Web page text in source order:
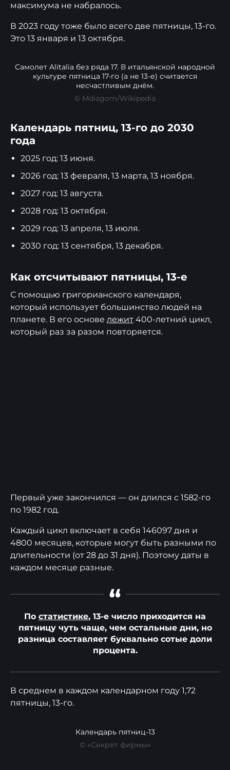
максимума не набралось.
В 2023 году тоже было всего две пятницы, 13-го.
Это 13 января и 13 октября.
Самолет Alitalia без ряда 17. В итальянской народной
культуре пятница 17-го (а не 13-е) считается
несчастливым днём.
© Mdiagom/Wikipedia
Календарь пятниц, 13-го до 2030
года
2025 год: 13 июня.
2026 год: 13 февраля, 13 марта, 13 ноября.
2027 год: 13 августа.
2028 год: 13 октября.
2029 год: 13 апреля, 13 июля.
2030 год: 13 сентября, 13 декабря.
Как отсчитывают пятницы, 13-е
С помощью григорианского календаря,
который использует большинство людей на
планете. В его основе лежит 400-летний цикл,
который раз за разом повторяется.
Первый уже закончился — он длился с 1582-го
по 1982 год.
Каждый цикл включает в себя 146097 дня и
4800 месяцев, которые могут быть разными по
длительности (от 28 до 31 дня). Поэтому даты в
каждом месяце разные.
“
По статистике, 13-е число приходится на
пятницу чуть чаще, чем остальные дни, но
разница составляет буквально сотые доли
процента.
В среднем в каждом календарном году 1,72
пятницы, 13-го.
Календарь пятниц-13
© «Секрет фирмы»